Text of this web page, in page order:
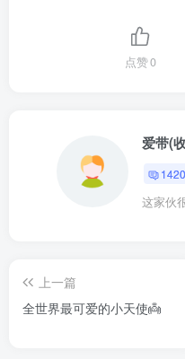
点赞0
爱带(
1420
这家伙
上一篇
全世界最可爱的小天使👼